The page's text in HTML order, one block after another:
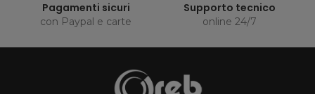
Pagamenti sicuri
con Paypal e carte
Supporto tecnico
online 24/7